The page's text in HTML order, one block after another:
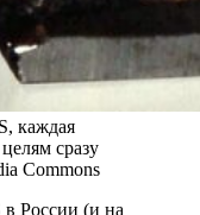
каждая
сразу
Commons
в России (и на